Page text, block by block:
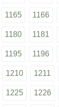
1165 1166
1180 1181
1195 1196
1210 1211
1225 1226